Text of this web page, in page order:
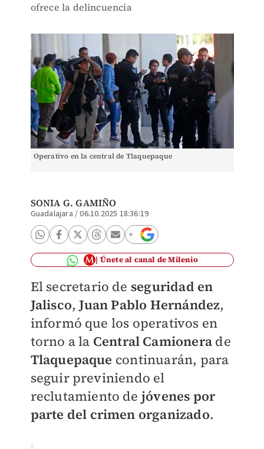
ofrece la delincuencia
Operativo en la central de Tlaquepaque
SONIA G. GAMIÑO
Guadalajara /06.10.2025 18:36:19
Únete al canal de Milenio
El secretario de seguridad en
Jalisco,Juan Pablo Hernández,
informó que los operativos en
torno a la Central Camionera de
Tlaquepaque continuarán, para
seguir previniendo el
reclutamiento de jóvenes por
parte del crimen organizado.